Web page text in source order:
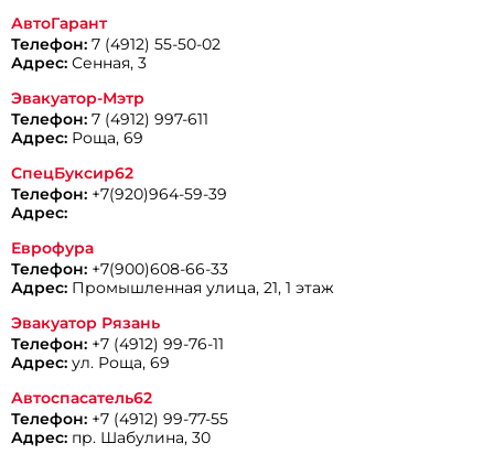
АвтоГарант
Телефон: 7 (4912) 55-50-02
Адрес: Сенная, 3
Эвакуатор-Мэтр
Телефон: 7 (4912) 997-611
Адрес: Роща, 69
СпецБуксир62
Телефон: +7(920)964-59-39
Адрес:
Еврофура
Телефон: +7(900)608-66-33
Адрес: Промышленная улица, 21, 1 этаж
Эвакуатор Рязань
Телефон: +7 (4912) 99-76-11
Адрес: ул. Роща, 69
Автоспасатель62
Телефон: +7 (4912) 99-77-55
Адрес: пр. Шабулина, 30